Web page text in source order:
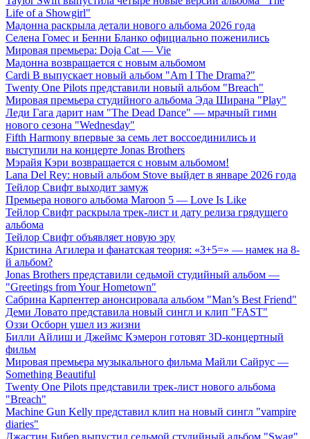
Life of a Showgirl"
Мадонна раскрыла детали нового альбома 2026 года
Селена Гомес и Бенни Бланко официально поженились
Мировая премьера: Doja Cat — Vie
Мадонна возвращается с новым альбомом
Cardi B выпускает новый альбом "Am I The Drama?"
Twenty One Pilots представили новый альбом "Breach"
Мировая премьера студийного альбома Эда Ширана "Play"
Леди Гага дарит нам "The Dead Dance" — мрачный гимн
нового сезона "Wednesday"
Fifth Harmony впервые за семь лет воссоединились и
выступили на концерте Jonas Brothers
Мэрайя Кэри возвращается с новым альбомом!
Lana Del Rey: новый альбом Stove выйдет в январе 2026 года
Тейлор Свифт выходит замуж
Премьера нового альбома Maroon 5 — Love Is Like
Тейлор Свифт раскрыла трек-лист и дату релиза грядущего
альбома
Тейлор Свифт объявляет новую эру
Кристина Агилера и фанатская теория: «3+5=» — намек на 8-
й альбом?
Jonas Brothers представили седьмой студийный альбом —
"Greetings from Your Hometown"
Сабрина Карпентер анонсировала альбом "Man’s Best Friend"
Деми Ловато представила новый сингл и клип "FAST"
Оззи Осборн ушел из жизни
Билли Айлиш и Джеймс Кэмерон готовят 3D-концертный
фильм
Мировая премьера музыкального фильма Майли Сайрус —
Something Beautiful
Twenty One Pilots представили трек-лист нового альбома
"Breach"
Machine Gun Kelly представил клип на новый сингл "vampire
diaries"
Джастин Бибер выпустил седьмой студийный альбом "Swag"